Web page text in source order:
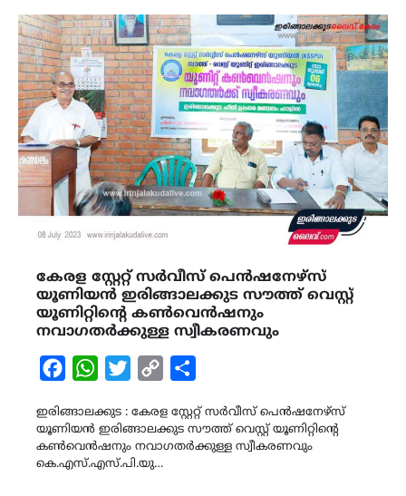
കേരള സ്റ്റേറ്റ് സർവീസ് പെൻഷനേഴ്സ്
യൂണിയൻ ഇരിങ്ങാലക്കുട സൗത്ത് വെസ്റ്റ്
യൂണിറ്റിന്‍റെ കൺവെൻഷനും
നവാഗതർക്കുള്ള സ്വീകരണവും
FacebookWhatsAppTwitterCopy
ഇരിങ്ങാലക്കുട : കേരള സ്റ്റേറ്റ് സർവീസ് പെൻഷനേഴ്സ്
യൂണിയൻ ഇരിങ്ങാലക്കുട സൗത്ത് വെസ്റ്റ് യൂണിറ്റിന്‍റെ
കൺവെൻഷനും നവാഗതർക്കുള്ള സ്വീകരണവും
കെ.എസ്.എസ്.പി.യു…